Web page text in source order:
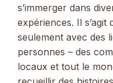
s’immerger dans
expériences. Il
seulement avec des
personnes – des
locaux et tout le